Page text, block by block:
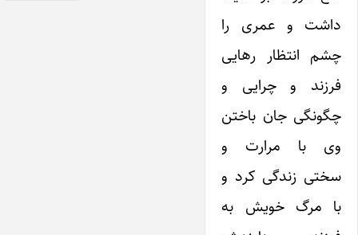
داشت و عمری را
چشم انتظار رهایی
فرزند و چرایی و
چگونگی جان باختن
وی با مرارت و
سختی زندگی کرد و
با مرگ خویش به